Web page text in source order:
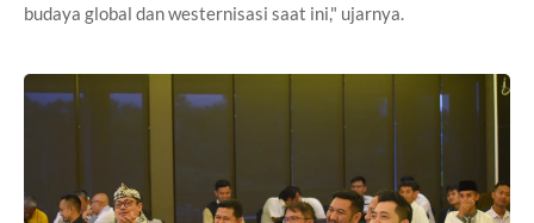
budaya global dan westernisasi saat ini," ujarnya.